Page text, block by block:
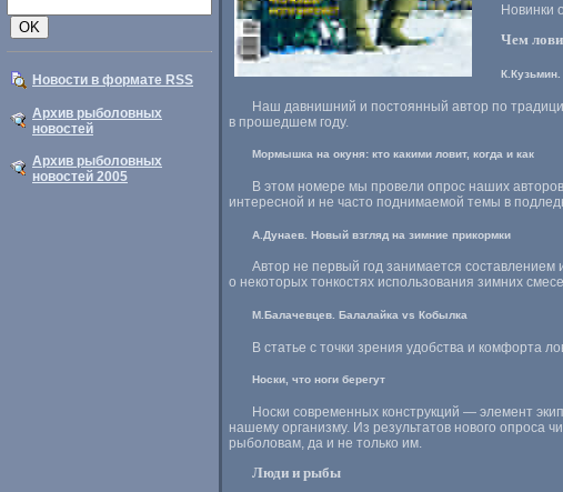
Новости в формате RSS
Архив рыболовных
новостей
Архив рыболовных
новостей 2005
Новинки
Чем
К.Кузьмин.
Наш давнишний и постоянный автор по
в прошедшем году.
Мормышка на окуня: кто какими ловит, когда и как
В этом номере мы провели опрос наших
интересной и не часто поднимаемой темы в
А.Дунаев. Новый взгляд на зимние прикормки
Автор не первый год занимается
о некоторых тонкостях использования зимних
М.Балачевцев. Балалайка vs Кобылка
В статье с точки зрения удобства и комфорта
Носки, что ноги берегут
Носки современных конструкций — элемент
нашему организму. Из результатов нового опроса
рыболовам, да и не только им.
Люди и рыбы